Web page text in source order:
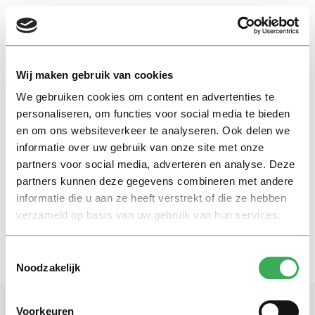
Wij maken gebruik van cookies
We gebruiken cookies om content en advertenties te
personaliseren, om functies voor social media te bieden
en om ons websiteverkeer te analyseren. Ook delen we
informatie over uw gebruik van onze site met onze
partners voor social media, adverteren en analyse. Deze
partners kunnen deze gegevens combineren met andere
informatie die u aan ze heeft verstrekt of die ze hebben
verzameld op basis van uw gebruik van hun services.
Noodzakelijk
Voorkeuren
EN
terri g seuntjens
Achtergrond
De psychologie van de hebzucht
29 september 2016